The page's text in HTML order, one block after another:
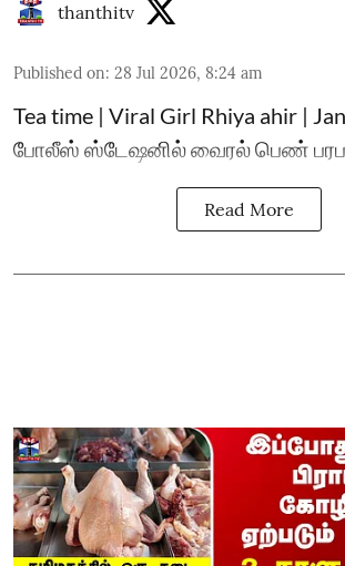
thanthitv
Published on: 28 Jul 2026, 8:24 am
Tea time | Viral Girl Rhiya ahir |
போலீஸ் ஸ்டேஷனில் வைரல் பெண்
Read More